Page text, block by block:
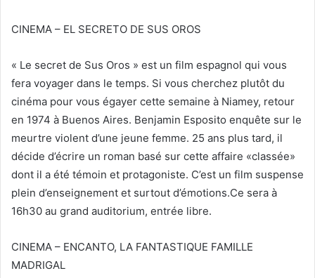
CINEMA – EL SECRETO DE SUS OROS
« Le secret de Sus Oros » est un film espagnol qui vous
fera voyager dans le temps. Si vous cherchez plutôt du
cinéma pour vous égayer cette semaine à Niamey, retour
en 1974 à Buenos Aires. Benjamin Esposito enquête sur le
meurtre violent d’une jeune femme. 25 ans plus tard, il
décide d’écrire un roman basé sur cette affaire «classée»
dont il a été témoin et protagoniste. C’est un film suspense
plein d’enseignement et surtout d’émotions.Ce sera à
16h30 au grand auditorium, entrée libre.
CINEMA – ENCANTO, LA FANTASTIQUE FAMILLE
MADRIGAL